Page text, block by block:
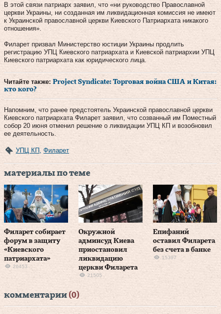
В этой связи патриарх заявил, что «ни руководство Православной
церкви Украины, ни созданная им ликвидационная комиссия не имеют
к Украинской православной церкви Киевского Патриархата никакого
отношения».
Филарет призвал Министерство юстиции Украины продлить
регистрацию УПЦ Киевского патриархата и Киевской патриархии УПЦ
Киевского патриархата как юридического лица.
Читайте также: Project Syndicate: Торговая война США и Китая:
кто кого?
Напомним, что ранее предстоятель Украинской православной церкви
Киевского патриархата Филарет заявил, что созванный им Поместный
собор 20 июня отменил решение о ликвидации УПЦ КП и возобновил
ее деятельность.
УПЦ КП Филарет
материалы по теме
Филарет собирает
форум в защиту
«Киевского
патриархата»
26453
Окружной
админсуд Киева
приостановил
ликвидацию
церкви Филарета
21505
Епифаний
оставил Филарета
без счета в банке
15397
комментарии (0)